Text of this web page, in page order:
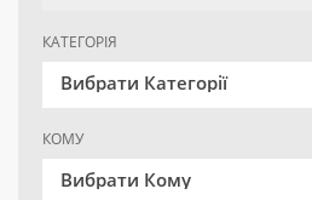
КАТЕГОРІЯ
Вибрати Категорії
КОМУ
Вибрати Кому